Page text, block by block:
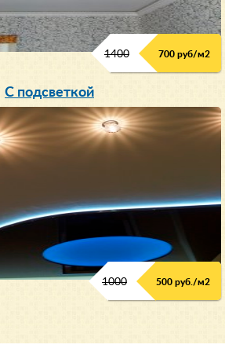
1400 700 руб/м2
С подсветкой
1000 500 руб./м2